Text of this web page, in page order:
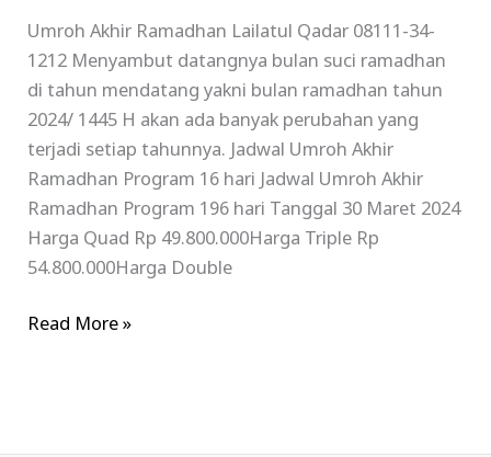
Umroh Akhir Ramadhan Lailatul Qadar 08111-34-
1212 Menyambut datangnya bulan suci ramadhan
di tahun mendatang yakni bulan ramadhan tahun
2024/ 1445 H akan ada banyak perubahan yang
terjadi setiap tahunnya. Jadwal Umroh Akhir
Ramadhan Program 16 hari Jadwal Umroh Akhir
Ramadhan Program 196 hari Tanggal 30 Maret 2024
Harga Quad Rp 49.800.000Harga Triple Rp
54.800.000Harga Double
Read More »